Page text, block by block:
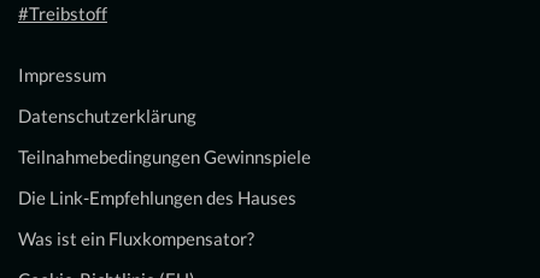
#Treibstoff
Impressum
Datenschutzerklärung
Teilnahmebedingungen Gewinnspiele
Die Link-Empfehlungen des Hauses
Was ist ein Fluxkompensator?